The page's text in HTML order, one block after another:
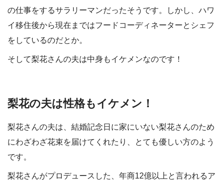
の仕事をするサラリーマンだったそうです。しかし、ハワ
イ移住後から現在まではフードコーディネーターとシェフ
をしているのだとか。
そして梨花さんの夫は中身もイケメンなのです！
梨花の夫は性格もイケメン！
梨花さんの夫は、結婚記念日に家にいない梨花さんのため
にわざわざ花束を届けてくれたり、とても優しい方のよう
です。
梨花さんがプロデュースした、年商12億以上と言われるア